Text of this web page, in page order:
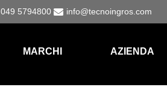
049 5794800 info@tecnoingros.com
MARCHI AZIENDA